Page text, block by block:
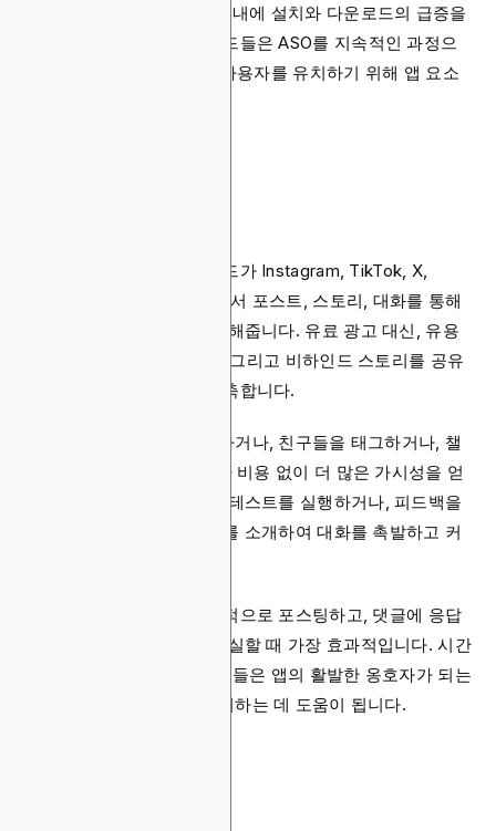
앞에 노출시키며, 종종 며칠 내에 설치와 다운로드의 급증을
유도합니다. 성공적인 브랜드들은 ASO를 지속적인 과정으
로 다루며, 더 많은 오가닉 사용자를 유치하기 위해 앱 요소
오가닉 소셜 미디어는 브랜드가 Instagram, TikTok, X,
Facebook과 같은 플랫폼에서 포스트, 스토리, 대화를 통해
사용자들과 연결할 수 있게 해줍니다. 유료 광고 대신, 유용
한 콘텐츠, 앱 업데이트, 팁, 그리고 비하인드 스토리를 공유
하여 참여적인 팔로잉을 구축합니다.
사용자들이 포스트를 공유하거나, 친구들을 태그하거나, 챌
린지에 참여할 때, 앱은 추가 비용 없이 더 많은 가시성을 얻
습니다. 브랜드들은 종종 콘테스트를 실행하거나, 피드백을
요청하거나, 사용자 스토리를 소개하여 대화를 촉발하고 커
오가닉 소셜 미디어는 정기적으로 포스팅하고, 댓글에 응답
하며, 브랜드의 목소리에 충실할 때 가장 효과적입니다. 시간
이 지남에 따라, 이러한 노력들은 앱의 활발한 옹호자가 되는
충성스러운 사용자들을 유치하는 데 도움이 됩니다.